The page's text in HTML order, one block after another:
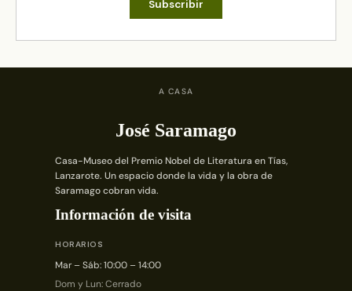
A CASA
José Saramago
Casa-Museo del Premio Nobel de Literatura en Tías,
Lanzarote. Un espacio donde la vida y la obra de
Saramago cobran vida.
Información de visita
HORARIOS
Mar – Sáb: 10:00 – 14:00
Dom y Lun: Cerrado